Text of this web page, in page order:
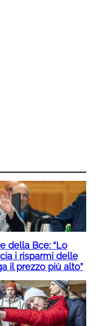
della Bce: “Lo
i risparmi delle
il prezzo più alto”